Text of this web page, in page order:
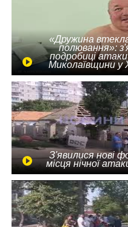
«Дружина
полювання»:
подробиці
Миколаївщини у
З'явилися нові
місця нічної